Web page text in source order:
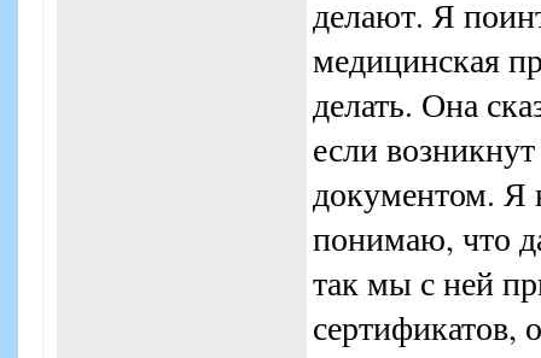
делают. Я
медицинская
делать. Она
если
документом. Я
понимаю, что
так мы с ней
сертификатов,